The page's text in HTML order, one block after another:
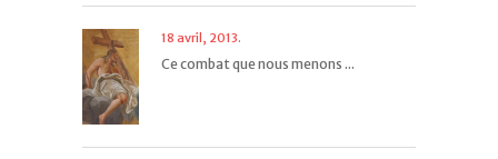
18 avril, 2013.
Ce combat que nous menons ...